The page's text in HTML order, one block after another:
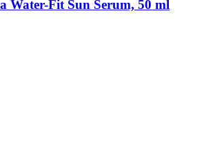
Water-​Fit Sun Serum, 50 ml